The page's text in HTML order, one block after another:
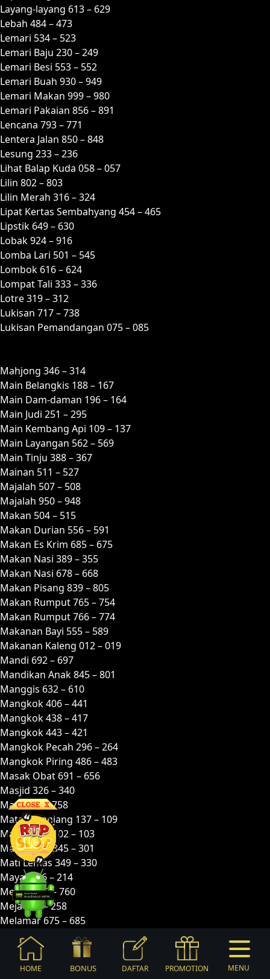
Layang-layang 613 – 629
Lebah 484 – 473
Lemari 534 – 523
Lemari Baju 230 – 249
Lemari Besi 553 – 552
Lemari Buah 930 – 949
Lemari Makan 999 – 980
Lemari Pakaian 856 – 891
Lencana 793 – 771
Lentera Jalan 850 – 848
Lesung 233 – 236
Lihat Balap Kuda 058 – 057
Lilin 802 – 803
Lilin Merah 316 – 324
Lipat Kertas Sembahyang 454 – 465
Lipstik 649 – 630
Lobak 924 – 916
Lomba Lari 501 – 545
Lombok 616 – 624
Lompat Tali 333 – 336
Lotre 319 – 312
Lukisan 717 – 738
Lukisan Pemandangan 075 – 085
Mahjong 346 – 314
Main Belangkis 188 – 167
Main Dam-daman 196 – 164
Main Judi 251 – 295
Main Kembang Api 109 – 137
Main Layangan 562 – 569
Main Tinju 388 – 367
Mainan 511 – 527
Majalah 507 – 508
Majalah 950 – 948
Makan 504 – 515
Makan Durian 556 – 591
Makan Es Krim 685 – 675
Makan Nasi 389 – 355
Makan Nasi 678 – 668
Makan Pisang 839 – 805
Makan Rumput 765 – 754
Makan Rumput 766 – 774
Makanan Bayi 555 – 589
Makanan Kaleng 012 – 019
Mandi 692 – 697
Mandikan Anak 845 – 801
Manggis 632 – 610
Mangkok 406 – 441
Mangkok 438 – 417
Mangkok 443 – 421
Mangkok Pecah 296 – 264
Mangkok Piring 486 – 483
Masak Obat 691 – 656
Masjid 326 – 340
Mata 757 – 758
Mata Keranjang 137 – 109
Mata-mata 102 – 103
Mata-mata 345 – 301
Mati Lemas 349 – 330
Mayat 246 – 214
Medali 782 – 760
Meja 257 – 258
Melamar 675 – 685
Memasak 335 – 325
Membajak 488 – 467
Membawa Getah 021 – 043
HOME BONUS DAFTAR PROMOTION MENU